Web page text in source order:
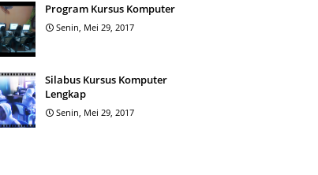
Program Kursus Komputer
Senin, Mei 29, 2017
Silabus Kursus Komputer
Lengkap
Senin, Mei 29, 2017